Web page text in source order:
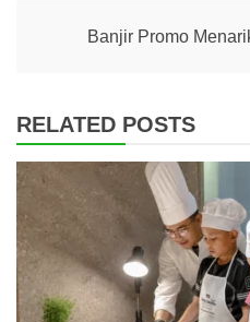
Banjir Promo
RELATED POSTS